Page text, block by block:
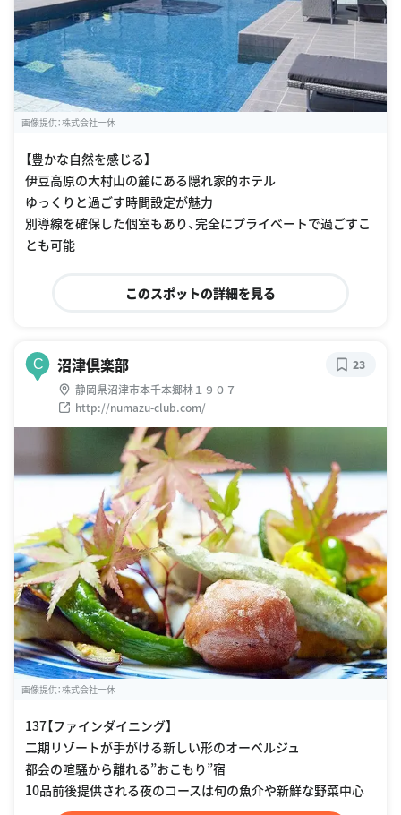
画像提供：株式会社一休
【豊かな自然を感じる】
伊豆高原の大村山の麓にある隠れ家的ホテル
ゆっくりと過ごす時間設定が魅力
別導線を確保した個室もあり、完全にプライベートで過ごすこ
とも可能
このスポットの詳細を見る
C 沼津倶楽部
静岡県沼津市本千本郷林１９０７
http://numazu-club.com/
23
画像提供：株式会社一休
137【ファインダイニング】
二期リゾートが手がける新しい形のオーベルジュ
都会の喧騒から離れる”おこもり”宿
10品前後提供される夜のコースは旬の魚介や新鮮な野菜中心